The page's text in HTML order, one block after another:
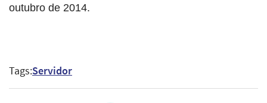
outubro de 2014.
Tags:Servidor